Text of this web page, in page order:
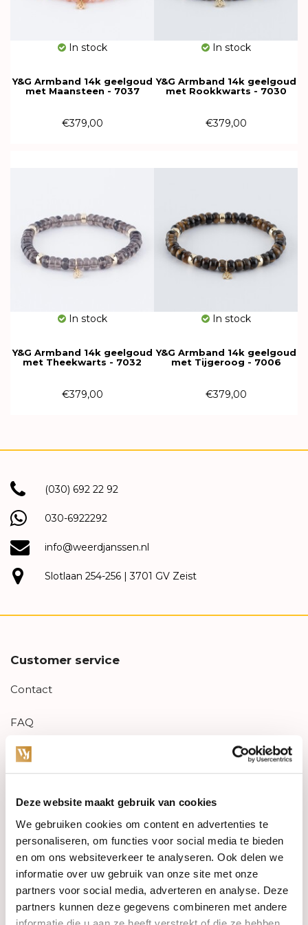
Deze website maakt gebruik van cookies
We gebruiken cookies om content en advertenties te
personaliseren, om functies voor social media te bieden
en om ons websiteverkeer te analyseren. Ook delen we
informatie over uw gebruik van onze site met onze
partners voor social media, adverteren en analyse. Deze
partners kunnen deze gegevens combineren met andere
In stock
Y&G Armband 14k geelgoud
met Maansteen - 7037
€379,00
In stock
Y&G Armband 14k geelgoud
met Rookkwarts - 7030
€379,00
In stock
Y&G Armband 14k geelgoud
met Theekwarts - 7032
€379,00
In stock
Y&G Armband 14k geelgoud
met Tijgeroog - 7006
€379,00
(030) 692 22 92
030-6922292
info@weerdjanssen.nl
Slotlaan 254-256 | 3701 GV Zeist
Customer service
Contact
FAQ
Aanbiedingen
Garantie & klachten
Betaalmethodes
Sitemap